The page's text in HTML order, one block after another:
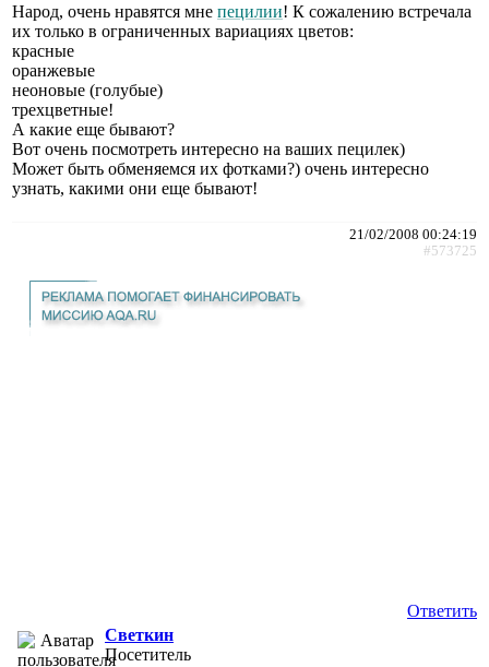
Народ, очень нравятся мне пецилии! К сожалению встречала
их только в ограниченных вариациях цветов:
красные
оранжевые
неоновые (голубые)
трехцветные!
А какие еще бывают?
Вот очень посмотреть интересно на ваших пецилек)
Может быть обменяемся их фотками?) очень интересно
узнать, какими они еще бывают!
21/02/2008 00:24:19
#573725
Ответить
Светкин
Посетитель